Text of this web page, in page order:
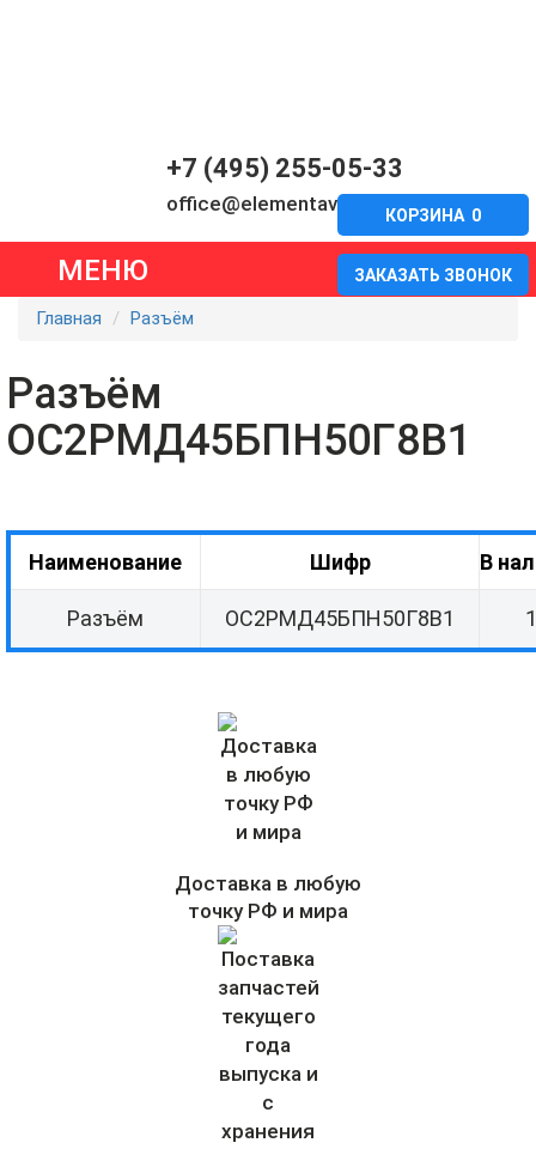
+7 (495) 255-05-33
office@elementavia.ru
ЗАКАЗАТЬ ЗВОНОК
КОРЗИНА 0
МЕНЮ
Главная Разъём
Разъём
ОС2РМД45БПН50Г8В1
Наименование Шифр В
Разъём ОС2РМД45БПН50Г8В1 1
Доставка в любую
точку РФ и мира